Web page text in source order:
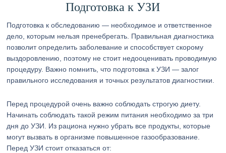
Подготовка к УЗИ
Подготовка к обследованию — необходимое и ответственное
дело, которым нельзя пренебрегать. Правильная диагностика
позволит определить заболевание и способствует скорому
выздоровлению, поэтому не стоит недооценивать проводимую
процедуру. Важно помнить, что подготовка к УЗИ — залог
правильного исследования и точных результатов диагностики.
Перед процедурой очень важно соблюдать строгую диету.
Начинать соблюдать такой режим питания необходимо за три
дня до УЗИ. Из рациона нужно убрать все продукты, которые
могут вызвать в организме повышенное газообразование.
Перед УЗИ стоит отказаться от: